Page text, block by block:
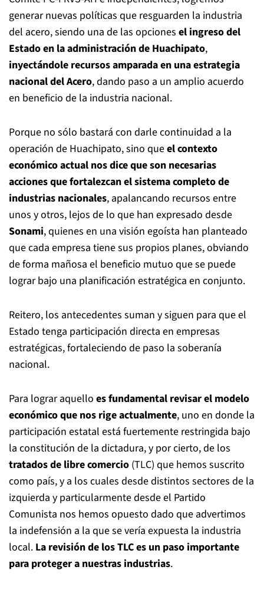
generar nuevas políticas que resguarden la industria
del acero, siendo una de las opciones el ingreso del
Estado en la administración de Huachipato,
inyectándole recursos amparada en una estrategia
nacional del Acero, dando paso a un amplio acuerdo
en beneficio de la industria nacional.
Porque no sólo bastará con darle continuidad a la
operación de Huachipato, sino queel contexto
económico actual nos dice que son necesarias
acciones que fortalezcan el sistema completo de
industrias nacionales, apalancando recursos entre
unos y otros, lejos de lo que han expresado desde
Sonami, quienes en una visión egoísta han planteado
que cada empresa tiene sus propios planes, obviando
de forma mañosa el beneficio mutuo que se puede
lograr bajo una planificación estratégica en conjunto.
Reitero, los antecedentes suman y siguen para que el
Estado tenga participación directa en empresas
estratégicas, fortaleciendo de paso la soberanía
nacional.
Para lograr aquello es fundamental revisar el modelo
económico que nos rige actualmente, uno en donde la
participación estatal está fuertemente restringida bajo
la constitución de la dictadura, y por cierto, de los
tratados de libre comercio (TLC) que hemos suscrito
como país, y a los cuales desde distintos sectores de la
izquierda y particularmente desde el Partido
Comunista nos hemos opuesto dado que advertimos
la indefensión a la que se vería expuesta la industria
local. La revisión de los TLC es un paso importante
para proteger a nuestras industrias.